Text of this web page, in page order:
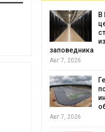
Волги и
В
заповедника
Авг 7, 2026
Авг 7, 2026